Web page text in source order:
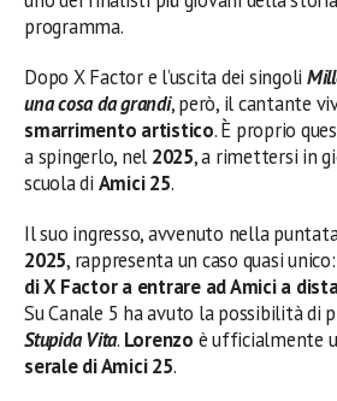
programma.
Dopo X Factor e l’uscita dei singoli
una cosa da grandi, però, il cantante
smarrimento artistico. È proprio
a spingerlo, nel 2025, a rimettersi in
scuola di Amici 25.
Il suo ingresso, avvenuto nella
2025, rappresenta un caso quasi unico:
di X Factor a entrare ad Amici a
Su Canale 5 ha avuto la possibilità di
Stupida Vita. Lorenzo è ufficialmente
serale di Amici 25.